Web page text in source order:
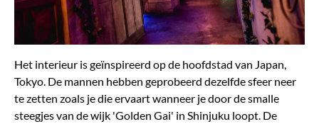
Het interieur is geïnspireerd op de hoofdstad van Japan,
Tokyo. De mannen hebben geprobeerd dezelfde sfeer neer
te zetten zoals je die ervaart wanneer je door de smalle
steegjes van de wijk 'Golden Gai' in Shinjuku loopt. De